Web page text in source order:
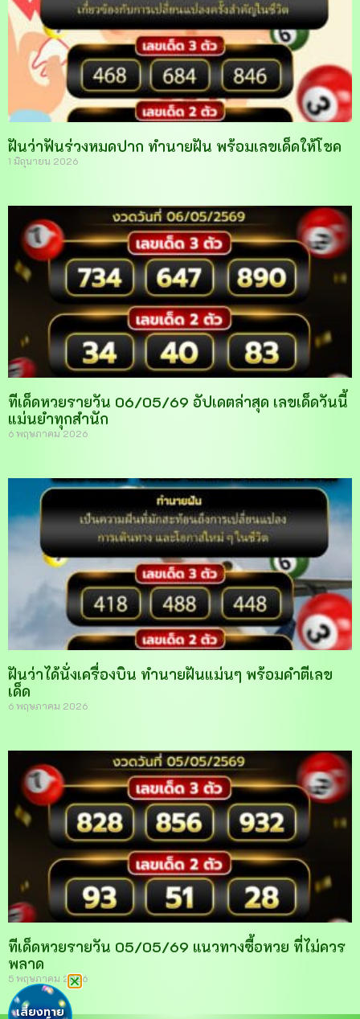
ฝันว่าฟันร่วงหมดปาก ทำนายฝัน พร้อมเลขเด็ดให้โชค
1 มิถุนายน 2026
ทีเด็ดหวยรายวัน 06/05/69 อัปเดตล่าสุด เลขเด็ดวันนี้
แม่นยำทุกสำนัก
6 พฤษภาคม 2026
ฝันว่าได้นั่งเครื่องบิน ทำนายฝันแม่นๆ พร้อมคำตีเลข
เด็ด
6 พฤษภาคม 2026
ทีเด็ดหวยรายวัน 05/05/69 แนวทางซื้อหวย ที่ไม่ควร
พลาด
5 พฤษภาคม 2026
เสี่ยงทาย